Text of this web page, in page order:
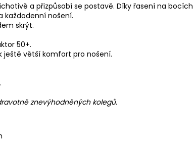
a přizpůsobí se postavě. Díky řasení na
každodenní nošení.
skrýt.
50+.
ještě větší komfort pro nošení.
znevýhodněných kolegů.